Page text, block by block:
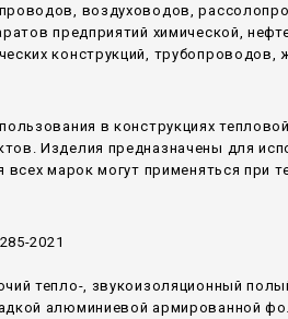
воздуховодов,
предприятий химической,
конструкций,
в конструкциях
Изделия предназначены для
всех марок могут применяться при
2021
тепло-, звукоизоляционный
алюминиевой армированной